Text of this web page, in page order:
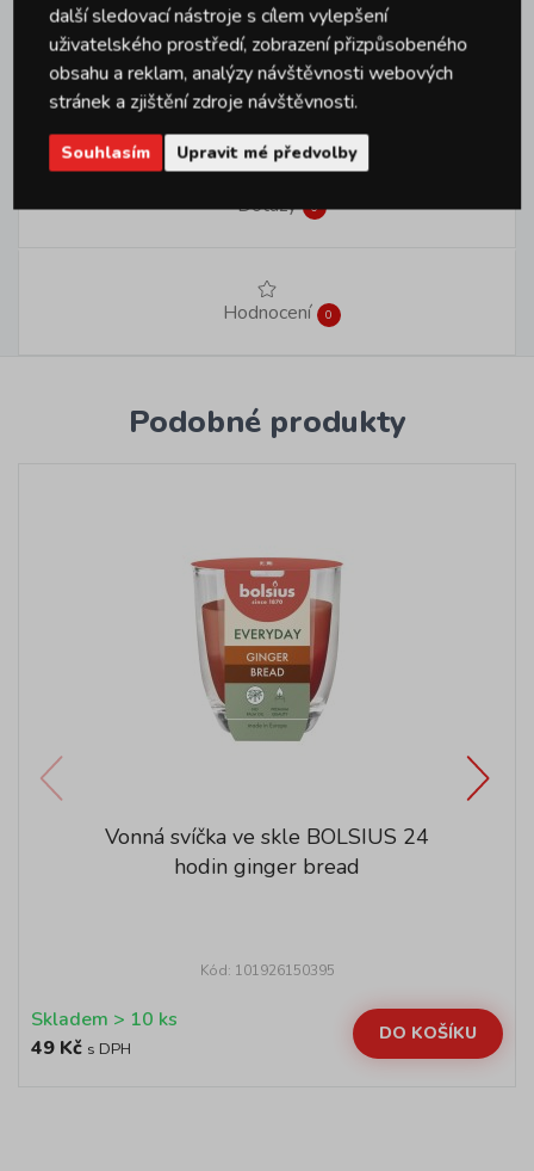
Značka Provence
Dotazy 0
Hodnocení 0
Podobné produkty
Vonná svíčka ve skle BOLSIUS 24
hodin ginger bread
Kód: 101926150395
Skladem > 10 ks
49 Kč s DPH
DO KOŠÍKU
další sledovací nástroje s cílem vylepšení
uživatelského prostředí, zobrazení přizpůsobeného
obsahu a reklam, analýzy návštěvnosti webových
stránek a zjištění zdroje návštěvnosti.
Souhlasím Upravit mé předvolby